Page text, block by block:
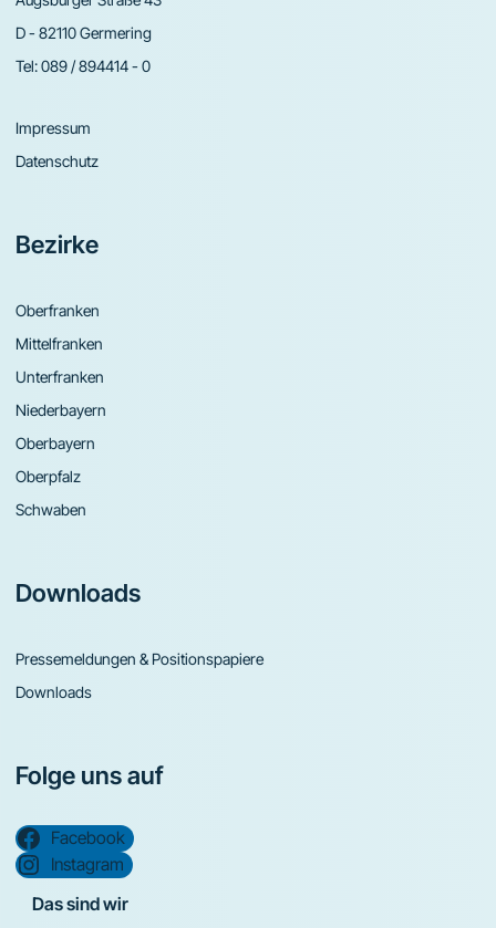
D - 82110 Germering
Tel:089 / 894414 - 0
Impressum
Datenschutz
Bezirke
Oberfranken
Mittelfranken
Unterfranken
Niederbayern
Oberbayern
Oberpfalz
Schwaben
Downloads
Pressemeldungen & Positionspapiere
Downloads
Folge uns auf
Facebook
Instagram
Das sind wir